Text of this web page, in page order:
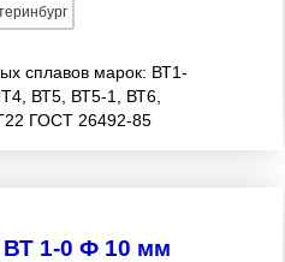
сплавов марок: ВТ1-
ВТ5, ВТ5-1, ВТ6,
ГОСТ 26492-85
ВТ 1-0 Ф 10 мм